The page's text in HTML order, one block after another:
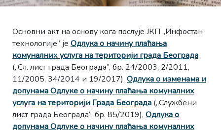
Основни акт на основу кога послује ЈКП „Инфостан
технологије” је Одлука о начину плаћања
комуналних услуга на територији града Београда
(„Сл. лист града Београда”, бр. 24/2003, 2/2011,
11/2005, 34/2014 и 19/2017), Одлука о изменама и
допунама Одлуке о начину плаћања комуналних
услуга на територији Града Београда („Службени
лист града Београда”, бр. 85/2019), Одлука о
допунама Одлуке о начину плаћања комуналних